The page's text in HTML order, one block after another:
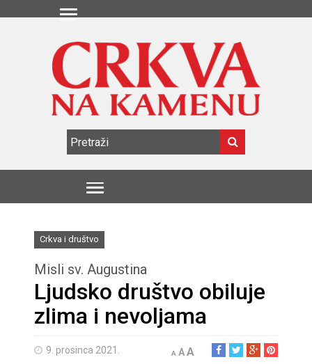
Crkva i društvo
Misli sv. Augustina
Ljudsko društvo obiluje
zlima i nevoljama
9. prosinca 2021. A AA